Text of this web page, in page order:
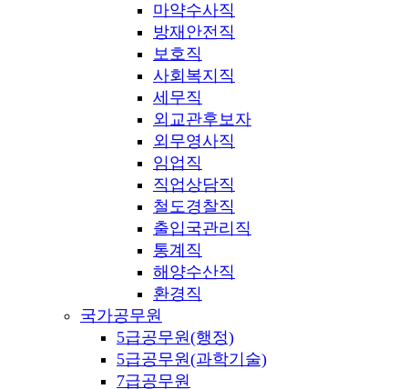
마약수사직
방재안전직
보호직
사회복지직
세무직
외교관후보자
외무영사직
임업직
직업상담직
철도경찰직
출입국관리직
통계직
해양수산직
환경직
국가공무원
5급공무원(행정)
5급공무원(과학기술)
7급공무원